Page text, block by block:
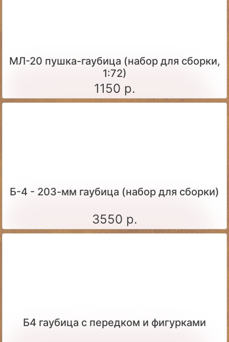
МЛ-20 пушка-гаубица (набор для сборки,
1:72)
1150 р.
Б-4 - 203-мм гаубица (набор для сборки)
3550 р.
Б4 гаубица с передком и фигурками